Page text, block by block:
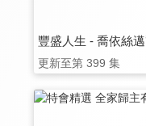
豐盛人生 - 喬依絲
更新至第 399 集